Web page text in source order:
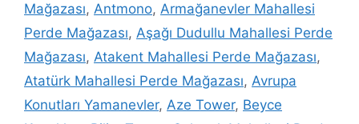
Mağazası, Antmono, Armağanevler Mahallesi
Perde Mağazası, Aşağı Dudullu Mahallesi Perde
Mağazası, Atakent Mahallesi Perde Mağazası,
Atatürk Mahallesi Perde Mağazası, Avrupa
Konutları Yamanevler, Aze Tower, Beyce